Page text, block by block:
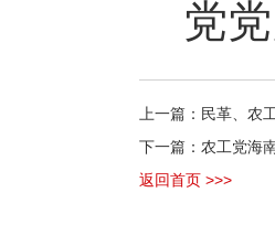
党
上一篇：民革、农
下一篇：农工党海
返回首页 >>>